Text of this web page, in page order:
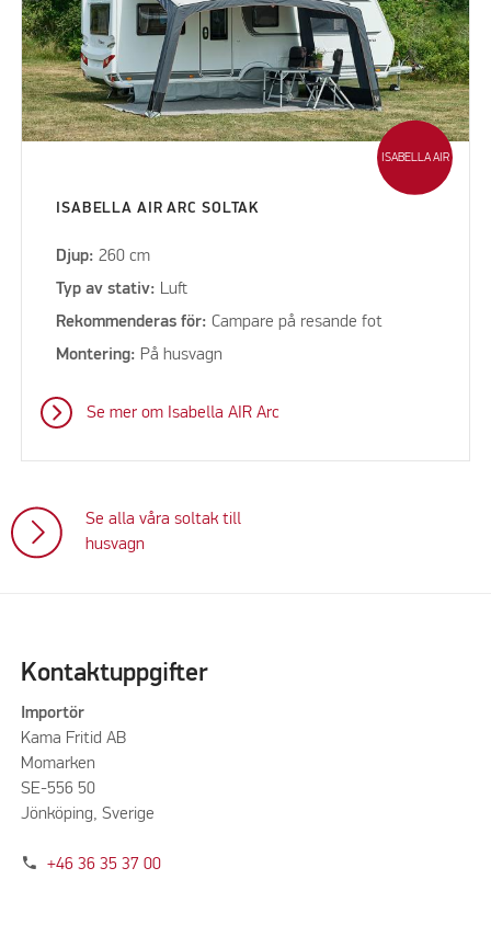
ISABELLA AIR
ISABELLA AIR ARC SOLTAK
Djup:260 cm
Typ av stativ: Luft
Rekommenderas för: Campare på resande fot
Montering: På husvagn
Se mer om Isabella AIR Arc
Se alla våra soltak till
husvagn
Kontaktuppgifter
Importör
Kama Fritid AB
Momarken
SE-556 50
Jönköping, Sverige
phone +46 36 35 37 00